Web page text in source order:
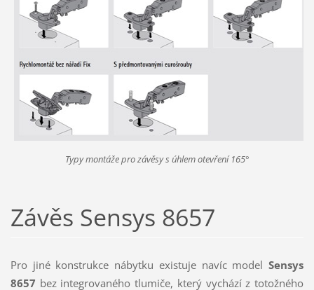
Typy montáže pro závěsy s úhlem otevření 165°
Závěs Sensys 8657
Pro jiné konstrukce nábytku existuje navíc modelSensys
8657 bez integrovaného tlumiče, který vychází z totožného